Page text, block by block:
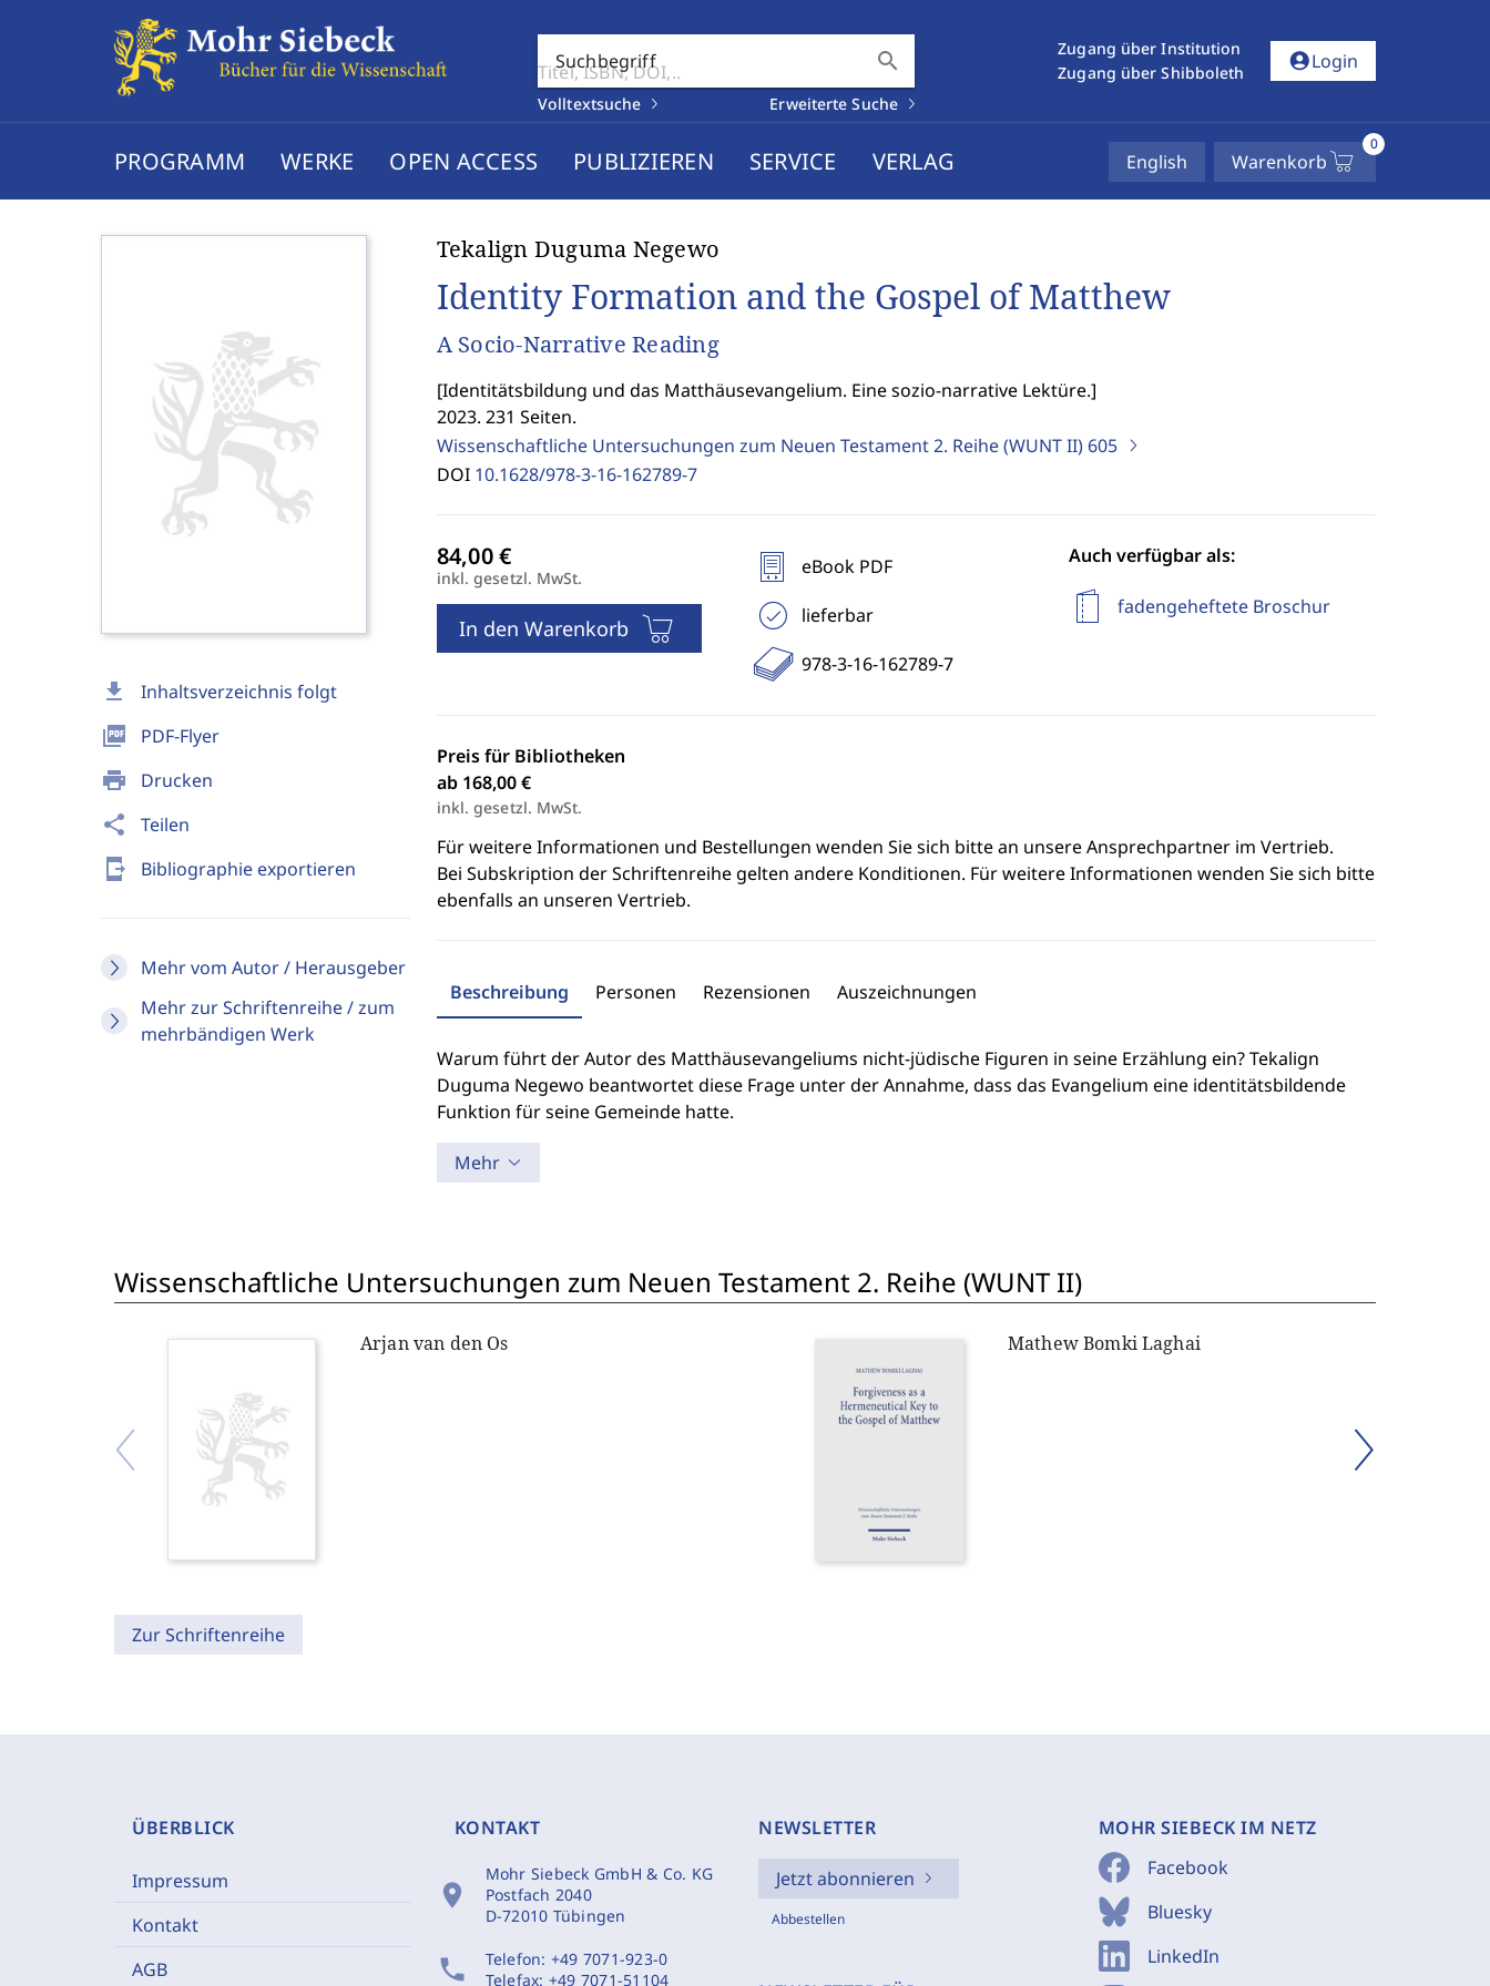
Suchbegriff search
Volltextsuche Erweiterte Suche
Zugang über Institution
Zugang über Shibboleth
account_circleLogin
PROGRAMM WERKE OPEN ACCESS PUBLIZIEREN SERVICE VERLAG English Warenkorb
0
download Inhaltsverzeichnis folgt
picture_as_pdf PDF-Flyer
print Drucken
share Teilen
send_to_mobile Bibliographie exportieren
Mehr vom Autor / Herausgeber
Mehr zur Schriftenreihe / zum
mehrbändigen Werk
Tekalign Duguma Negewo
Identity Formation and the Gospel of Matthew
A Socio-Narrative Reading
[Identitätsbildung und das Matthäusevangelium. Eine sozio-narrative Lektüre.]
2023. 231 Seiten.
Wissenschaftliche Untersuchungen zum Neuen Testament 2. Reihe (WUNT II) 605
DOI 10.1628/978-3-16-162789-7
inkl. gesetzl. MwSt.
In den Warenkorb
eBook PDF
lieferbar
978-3-16-162789-7
Auch verfügbar als:
fadengeheftete Broschur
Preis für Bibliotheken
ab 168,00 €
inkl. gesetzl. MwSt.
Für weitere Informationen und Bestellungen wenden Sie sich bitte an unsere Ansprechpartner im Vertrieb.
Bei Subskription der Schriftenreihe gelten andere Konditionen. Für weitere Informationen wenden Sie sich bitte
ebenfalls an unseren Vertrieb.
Beschreibung Personen Rezensionen Auszeichnungen
Warum führt der Autor des Matthäusevangeliums nicht-jüdische Figuren in seine Erzählung ein? Tekalign
Duguma Negewo beantwortet diese Frage unter der Annahme, dass das Evangelium eine identitätsbildende
Funktion für seine Gemeinde hatte.
Mehr
Wissenschaftliche Untersuchungen zum Neuen Testament 2. Reihe (WUNT II)
Arjan van den Os Mathew Bomki Laghai
Zur Schriftenreihe
ÜBERBLICK
Impressum
Kontakt
AGB
KONTAKT
location_on
Mohr Siebeck GmbH & Co. KG
Postfach 2040
D-72010 Tübingen
phone Telefon: +49 7071-923-0
Telefax: +49 7071-51104
NEWSLETTER
Jetzt abonnieren
Abbestellen
MOHR SIEBECK IM NETZ
Facebook
Bluesky
LinkedIn